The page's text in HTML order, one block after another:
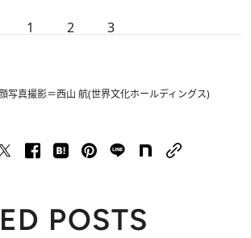
1 2 3
真撮影＝西山 航(世界文化ホールディングス)
POSTS